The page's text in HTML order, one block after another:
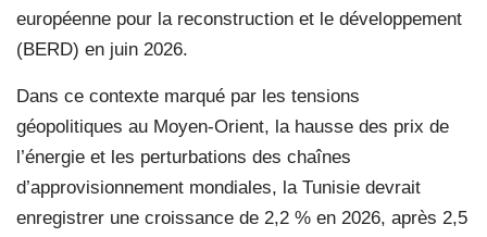
européenne pour la reconstruction et le développement
(BERD) en juin 2026.
Dans ce contexte marqué par les tensions
géopolitiques au Moyen-Orient, la hausse des prix de
l’énergie et les perturbations des chaînes
d’approvisionnement mondiales, la Tunisie devrait
enregistrer une croissance de 2,2 % en 2026, après 2,5